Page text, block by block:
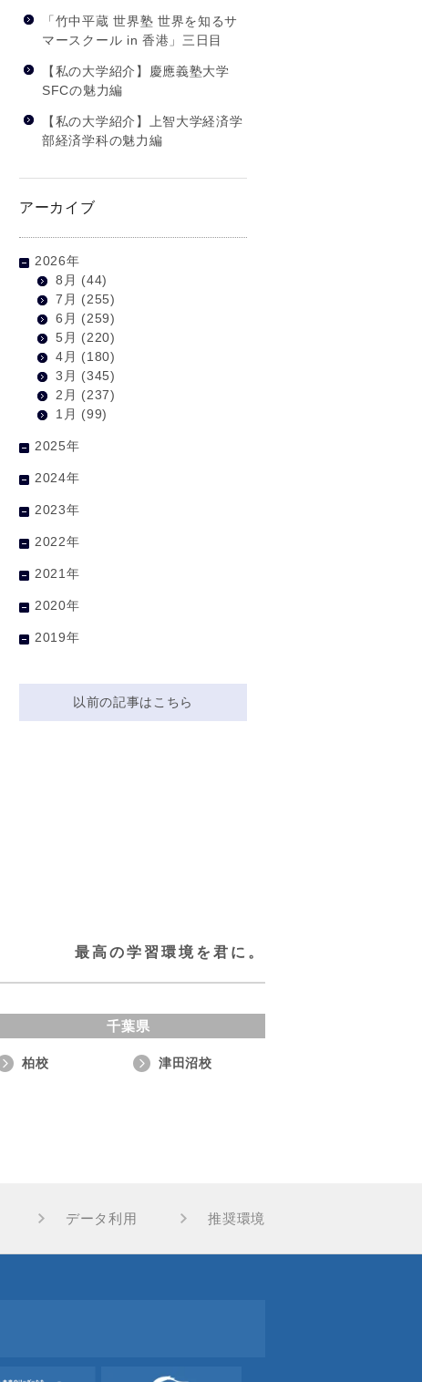
「竹中平蔵 世界塾 世界を知るサ
マースクール in 香港」三日目
【私の大学紹介】慶應義塾大学
SFCの魅力編
【私の大学紹介】上智大学経済学
部経済学科の魅力編
アーカイブ
2026年
8月 (44)
7月 (255)
6月 (259)
5月 (220)
4月 (180)
3月 (345)
2月 (237)
1月 (99)
2025年
2024年
2023年
2022年
2021年
2020年
2019年
以前の記事はこちら
最高の学習環境を君に。
千葉県
柏校 津田沼校
データ利用 推奨環境